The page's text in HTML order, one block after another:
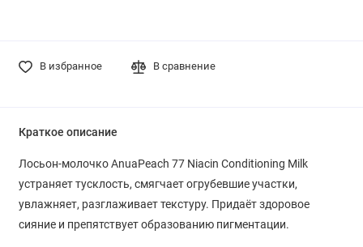
В избранное В сравнение
Краткое описание
Лосьон-молочко AnuaPeach 77 Niacin Conditioning Milk
устраняет тусклость, смягчает огрубевшие участки,
увлажняет, разглаживает текстуру. Придаёт здоровое
сияние и препятствует образованию пигментации.